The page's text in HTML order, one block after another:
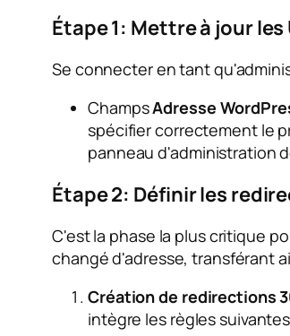
Étape 1: Mettre à jour
Se connecter en tant
ChampsAdresse
spécifier correctement le
panneau d'administration
Étape 2: Définir les
C'est la phase la plus critique
changé d'adresse, transférant
Création de redirections
intègre les règles